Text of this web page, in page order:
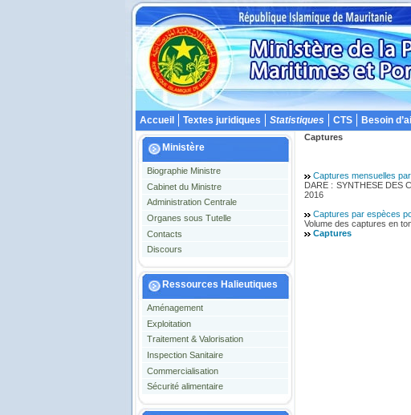
Accueil Textes juridiques Statistiques CTS Besoin
Ministère
Biographie Ministre
Cabinet du Ministre
Administration Centrale
Organes sous Tutelle
Contacts
Discours
Ressources Halieutiques
Aménagement
Exploitation
Traitement & Valorisation
Inspection Sanitaire
Commercialisation
Sécurité alimentaire
Captures
Captures mensuelles
DARE : SYNTHESE DES
2016
Captures par espèces
Volume des captures en
Captures